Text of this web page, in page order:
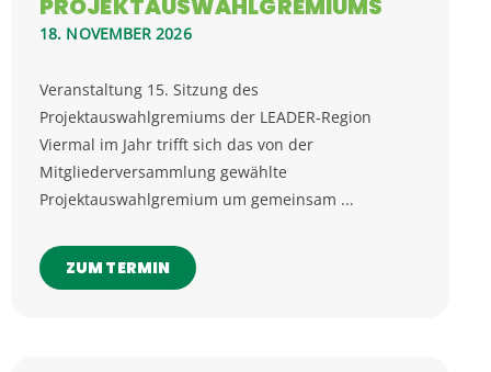
PROJEKTAUSWAHLGREMIUMS
18. NOVEMBER 2026
Veranstaltung 15. Sitzung des
Projektauswahlgremiums der LEADER-Region
Viermal im Jahr trifft sich das von der
Mitgliederversammlung gewählte
Projektauswahlgremium um gemeinsam ...
ZUM TERMIN